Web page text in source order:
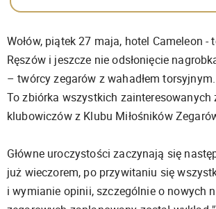
Wołów, piątek 27 maja, hotel Cameleon -
Ręszów i jeszcze nie odsłonięcie
– twórcy zegarów z wahadłem torsyjnym.
To zbiórka wszystkich zainteresowanych
klubowiczów z Klubu Miłośników
Główne uroczystości zaczynają się
już wieczorem, po przywitaniu się
i wymianie opinii, szczególnie o nowych